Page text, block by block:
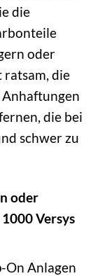
die
oder
ratsam, die
die bei
schwer zu
oder
Versys
On Anlagen